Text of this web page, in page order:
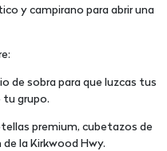
y campirano para abrir una
de sobra para que luzcas tus
grupo.
premium, cubetazos de
la Kirkwood Hwy.